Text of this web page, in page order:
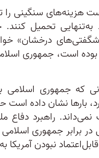
هزینه‌های سنگینی را
به‌تنهایی تحمیل
درخشان»
است، جمهوری
از سال ۲۰۱۹، زمانی که
بارها نشان داده است
در برابر جمهوری
نبودن آمریکا